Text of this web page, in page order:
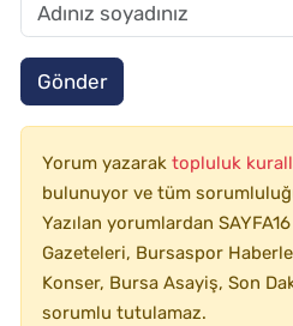
Gönder
Yorum yazarak topluluk
bulunuyor ve tüm
Yazılan yorumlardan
Gazeteleri, Bursaspor
Konser, Bursa Asayiş, Son
sorumlu tutulamaz.